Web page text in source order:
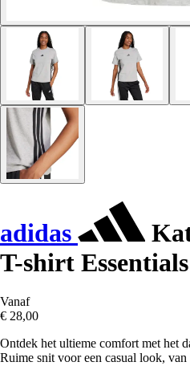
adidas
T-shirt
Vanaf
€ 28,00
Ontdek het ultieme comfort met het
Ruime snit voor een casual look,